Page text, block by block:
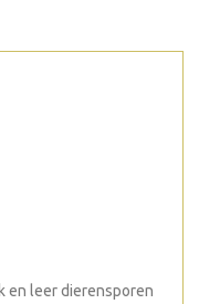
en leer dierensporen